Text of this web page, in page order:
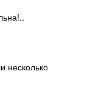
несколько